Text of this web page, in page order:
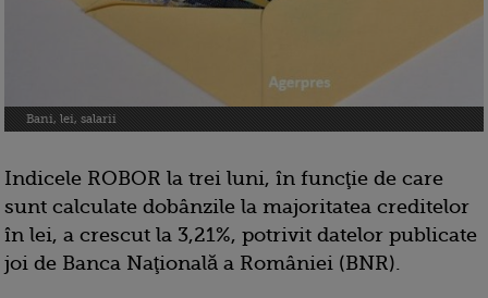
Bani, lei, salarii
Indicele ROBOR la trei luni, în funcţie de care
sunt calculate dobânzile la majoritatea creditelor
în lei, a crescut la 3,21%, potrivit datelor publicate
joi de Banca Naţională a României (BNR).